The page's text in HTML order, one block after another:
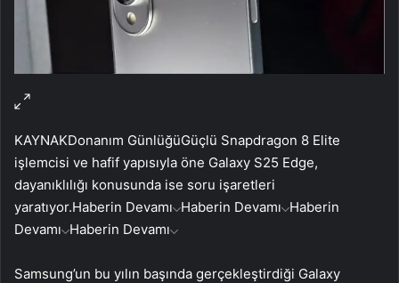
KAYNAKDonanım GünlüğüGüçlü Snapdragon 8 Elite
işlemcisi ve hafif yapısıyla öne Galaxy S25 Edge,
dayanıklılığı konusunda ise soru işaretleri
yaratıyor.Haberin Devamı Haberin Devamı Haberin
Devamı Haberin Devamı
Samsung’un bu yılın başında gerçekleştirdiği Galaxy